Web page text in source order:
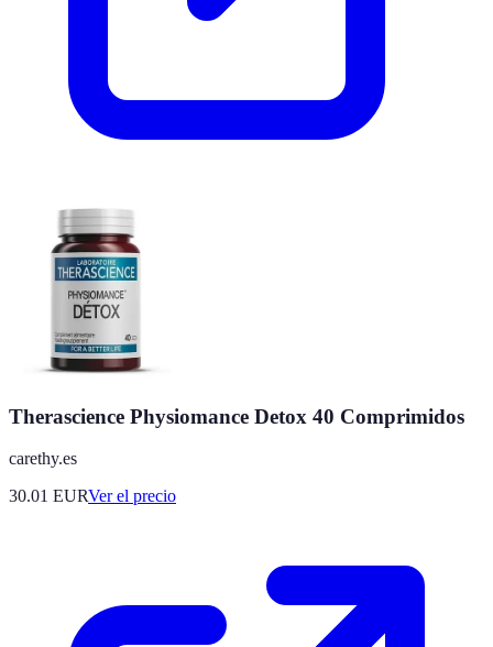
Therascience Physiomance Detox 40 Comprimidos
carethy.es
30.01 EURVer el precio